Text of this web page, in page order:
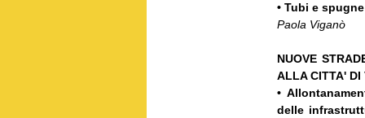
• Tubi e
Paola Viganò
NUOVE
ALLA CITTA' DI
•
delle